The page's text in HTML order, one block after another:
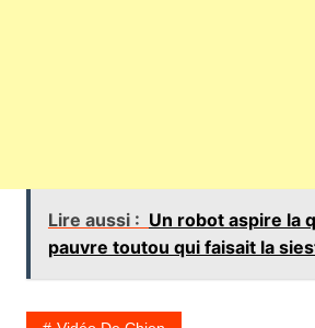
Lire aussi : Un robot aspire la
pauvre toutou qui faisait la